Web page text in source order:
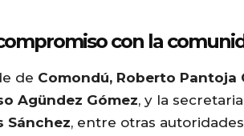
con la
de Comondú, Roberto Pantoja
Agündez Gómez, y la
Sánchez, entre otras